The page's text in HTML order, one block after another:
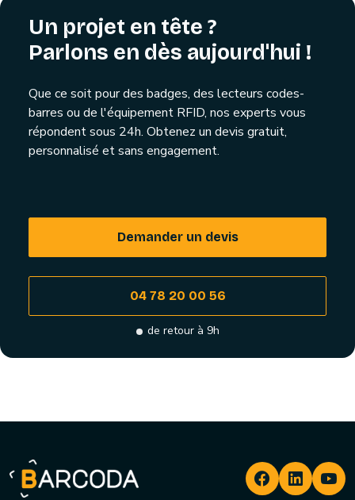
Un projet en tête ?
Parlons en dès aujourd'hui !
Que ce soit pour des badges, des lecteurs codes-
barres ou de l'équipement RFID, nos experts vous
répondent sous 24h. Obtenez un devis gratuit,
personnalisé et sans engagement.
Demander un devis
04 78 20 00 56
de retour à 9h